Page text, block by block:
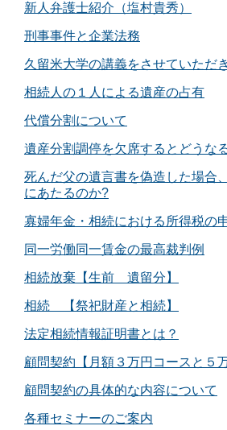
新人弁護士紹介（塩村貴秀）
刑事事件と企業法務
久留米大学の講義をさせていただ
相続人の１人による遺産の占有
代償分割について
遺産分割調停を欠席するとどうな
死んだ父の遺言書を偽造した場合
にあたるのか?
寡婦年金・相続における所得税の
同一労働同一賃金の最高裁判例
相続放棄【生前 遺留分】
相続 【祭祀財産と相続】
法定相続情報証明書とは？
顧問契約【月額３万円コースと５
顧問契約の具体的な内容について
各種セミナーのご案内